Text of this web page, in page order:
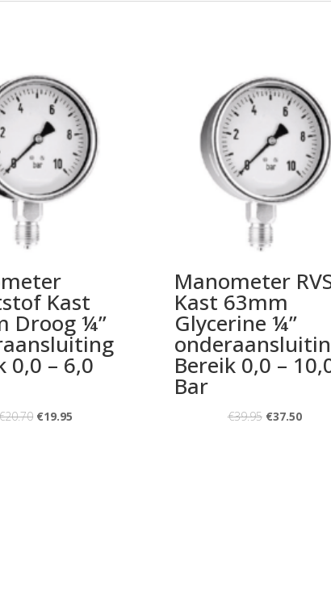
Kast
Droog ¼”
0,0 – 6,0
20.70 €19.95
Manometer
Kast 63mm
Glycerine ¼”
Bereik 0,0 –
Bar
€39.95 €37.50